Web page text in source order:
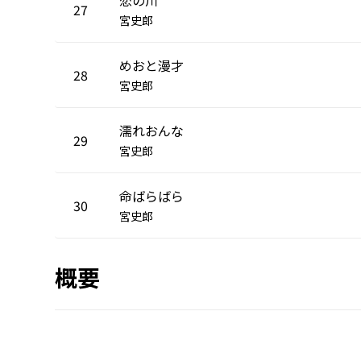
27
宮史郎
28 めおと漫才
宮史郎
29 濡れおんな
宮史郎
30 命ばらばら
宮史郎
概要